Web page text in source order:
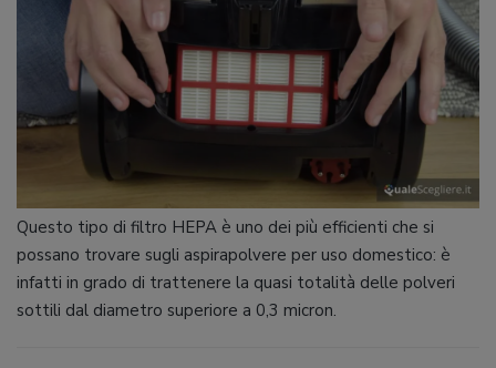
Questo tipo di filtro HEPA è uno dei più efficienti che si
possano trovare sugli aspirapolvere per uso domestico: è
infatti in grado di trattenere la quasi totalità delle polveri
sottili dal diametro superiore a 0,3 micron.